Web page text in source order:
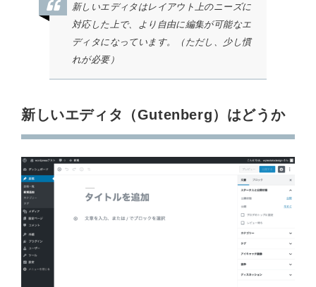
新しいエディタはレイアウト上のニーズに
対応した上で、より自由に編集が可能なエ
ディタになっています。（ただし、少し慣
れが必要）
新しいエディタ（Gutenberg）はどうか